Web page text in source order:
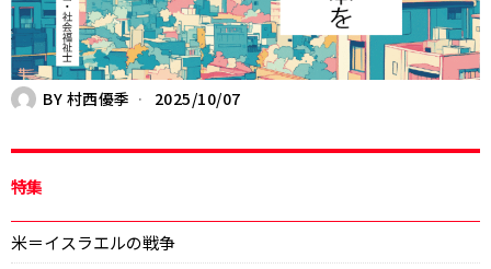
BY 村西優季 2025/10/07
特集
米＝イスラエルの戦争